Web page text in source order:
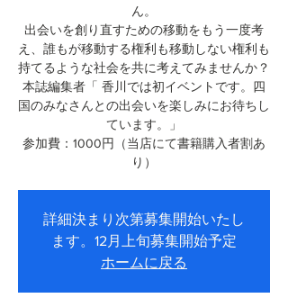
ん。
出会いを創り直すための移動をもう一度考
え、誰もが移動する権利も移動しない権利も
持てるような社会を共に考えてみませんか？
本誌編集者「 香川では初イベントです。四
国のみなさんとの出会いを楽しみにお待ちし
ています。」
参加費：1000円（当店にて書籍購入者割あ
り）
詳細決まり次第募集開始いたし
ます。12月上旬募集開始予定
ホームに戻る